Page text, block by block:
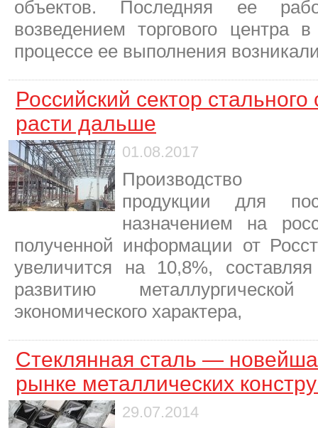
объектов. Последняя ее
возведением торгового центра
процессе ее выполнения
Российский сектор стального
расти дальше
01.08.2017
Производство
продукции для
назначением на
полученной информации от
увеличится на 10,8%,
развитию
экономического характера,
Стеклянная сталь —
рынке металлических
29.07.2014